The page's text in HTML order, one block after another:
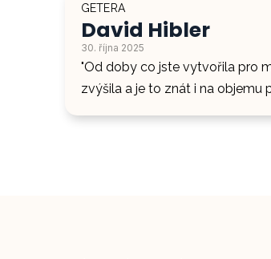
GETERA
David Hibler
30. října 2025
"Od doby co jste vytvořila pro
zvýšila a je to znát i na objemu